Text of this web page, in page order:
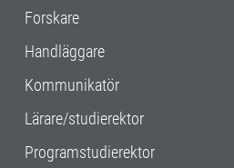
Forskare
Handläggare
Kommunikatör
Lärare/studierektor
Programstudierektor